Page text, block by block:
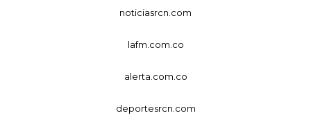
noticiasrcn.com
lafm.com.co
alerta.com.co
deportesrcn.com